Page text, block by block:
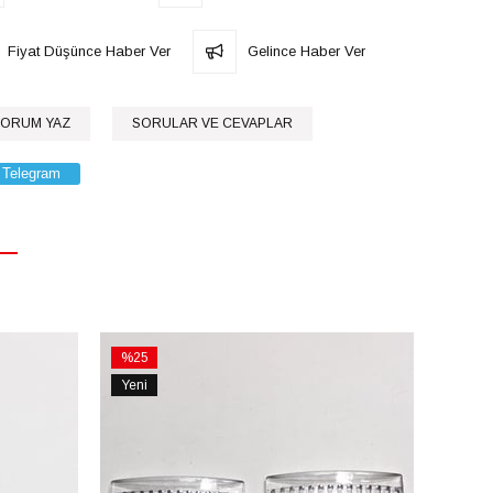
Fiyat Düşünce Haber Ver Gelince Haber Ver
YAZ SORULAR VE CEVAPLAR
Telegram
%25
İndirim
%25İndirim
Yeni